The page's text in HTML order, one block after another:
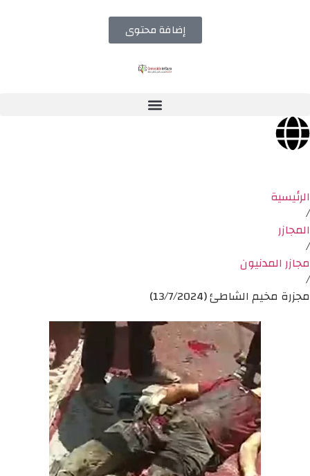
إضافة محتوى
الرئيسية
/
المجازر
/
مجازر المدنيون
/
مجزرة مخيم الشاطئ (13/7/2024)